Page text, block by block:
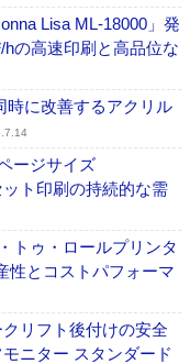
Lisa ML-18000」発
の高速印刷と高品位な
時に改善するアクリル
ージサイズ
ト印刷の持続的な需
トゥ・ロールプリンタ
とコストパフォーマ
リフト後付けの安全
ニター スタンダード